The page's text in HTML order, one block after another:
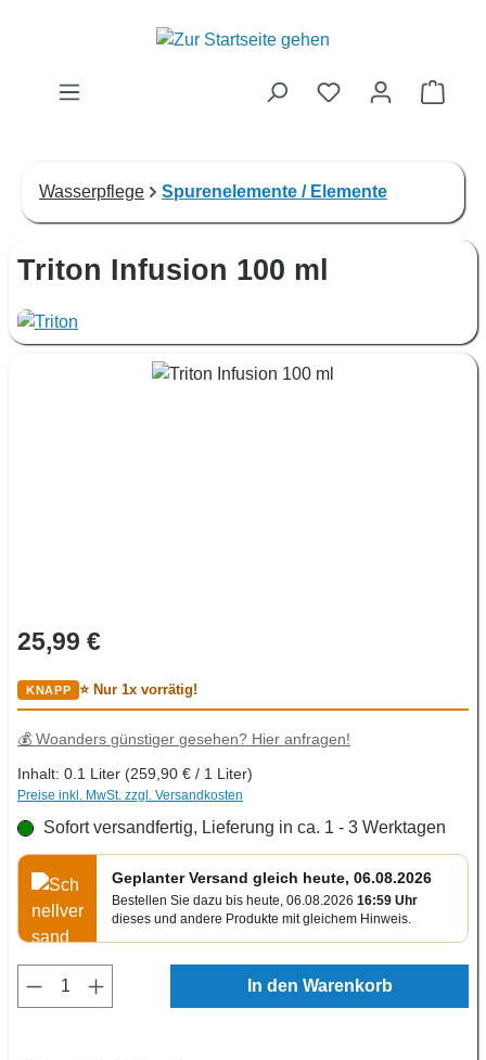
Zum Hauptinhalt springen
Wasserpflege Spurenelemente / Elemente
Triton Infusion 100 ml
Bildergalerie überspringen
Regulärer Preis:
25,99 €
⭐ Nur 1x vorrätig!
💰 Woanders günstiger gesehen? Hier anfragen!
Inhalt: 0.1 Liter (259,90 € / 1 Liter)
Preise inkl. MwSt. zzgl. Versandkosten
Sofort versandfertig, Lieferung in ca. 1 - 3 Werktagen
Geplanter Versand gleich heute, 06.08.2026
Bestellen Sie dazu bis heute, 06.08.2026 16:59 Uhr
dieses und andere Produkte mit gleichem Hinweis.
Produkt Anzahl: Gib den gewünschten
In den Warenkorb